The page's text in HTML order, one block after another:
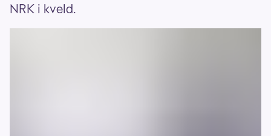
NRK i kveld.